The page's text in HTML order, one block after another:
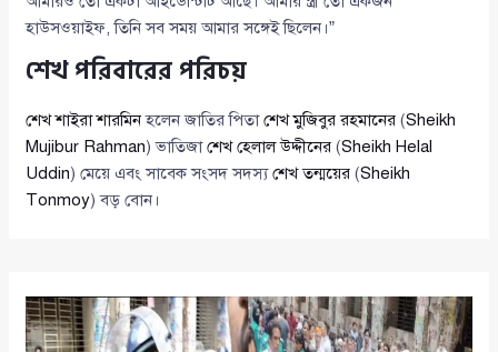
হাউসওয়াইফ, তিনি সব সময় আমার সঙ্গেই ছিলেন।”
শেখ পরিবারের পরিচয়
শেখ শাইরা শারমিনহলেন জাতির পিতাশেখ মুজিবুর রহমানের (Sheikh
Mujibur Rahman) ভাতিজাশেখ হেলাল উদ্দীনের (Sheikh Helal
Uddin) মেয়ে এবং সাবেক সংসদ সদস্যশেখ তন্ময়ের (Sheikh
Tonmoy) বড় বোন।